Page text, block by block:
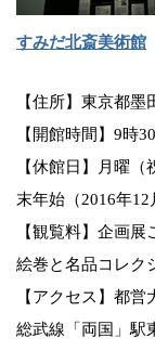
すみだ北斎美術館
【住所】東京都
【開館時間】9時
【休館日】月曜
末年始（2016年12
【観覧料】企画
絵巻と名品コレク
【アクセス】都
総武線「両国」駅